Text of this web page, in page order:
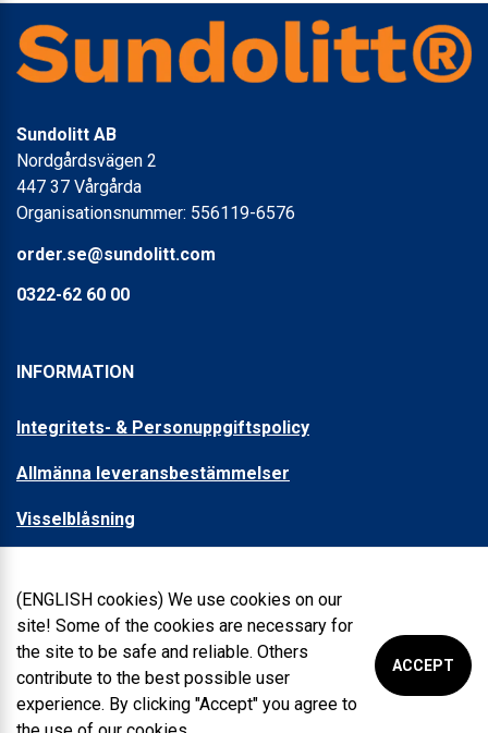
Sundolitt AB
Nordgårdsvägen 2
447 37 Vårgårda
Organisationsnummer: 556119-6576
order.se@sundolitt.com
0322-62 60 00
INFORMATION
Integritets- & Personuppgiftspolicy
Allmänna leveransbestämmelser
Visselblåsning
OM OSS
Kontakt
Sunde Group
(ENGLISH cookies) We use cookies on our
site! Some of the cookies are necessary for
the site to be safe and reliable. Others
contribute to the best possible user
experience. By clicking "Accept" you agree to
ACCEPT